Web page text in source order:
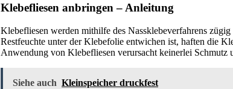
Klebefliesen anbringen – Anleitung
Klebefliesen werden mithilfe des Nassklebeverfahrens
Restfeuchte unter der Klebefolie entwichen ist, haften die
Anwendung von Klebefliesen verursacht keinerlei Schmutz
Siehe auch Kleinspeicher druckfest